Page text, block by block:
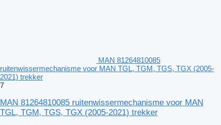
MAN 81264810085
ruitenwissermechanisme voor MAN TGL, TGM, TGS, TGX (2005-
2021) trekker
7
MAN 81264810085 ruitenwissermechanisme voor MAN
TGL, TGM, TGS, TGX (2005-2021) trekker